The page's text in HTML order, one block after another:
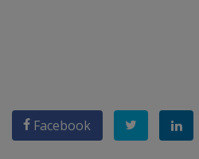
Facebook